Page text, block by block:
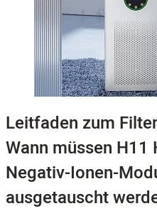
Leitfaden zum
Wann müssen H11
Negativ-Ionen-
ausgetauscht